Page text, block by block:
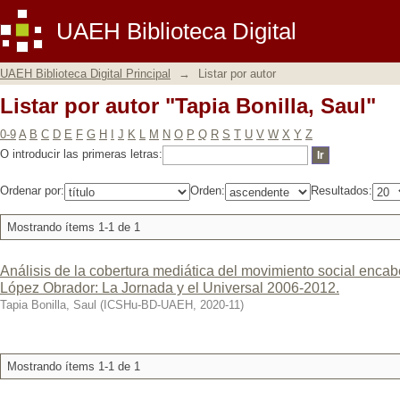
UAEH Biblioteca Digital
Listar por autor "Tapia Bonilla, Saul"
UAEH Biblioteca Digital Principal → Listar por autor
Listar por autor "Tapia Bonilla, Saul"
0-9 A B C D E F G H J K L M N O P Q R S T U V W X Y Z
O introducir las primeras letras:
Ordenar por: Orden: Resultados:
Mostrando ítems 1-1 de 1
Análisis de la cobertura mediática del movimiento social
López Obrador: La Jornada y el Universal 2006-2012.
Tapia Bonilla, Saul ( ICSHu-BD-UAEH , 2020-11)
Mostrando ítems 1-1 de 1